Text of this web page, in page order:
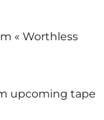
« Worthless
upcoming tape